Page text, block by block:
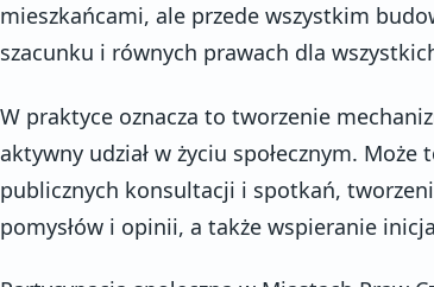
mieszkańcami, ale przede wszystkim
szacunku i równych prawach dla
W praktyce oznacza to tworzenie
aktywny udział w życiu społecznym.
publicznych konsultacji i spotkań,
pomysłów i opinii, a także wspieranie